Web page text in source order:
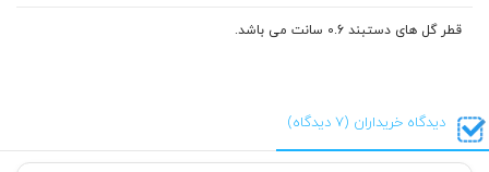
قطر گل های دستبند 0.6 سانت می باشد.
دیدگاه خریداران (7 دیدگاه)